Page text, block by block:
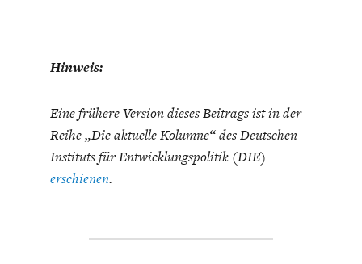
Hinweis:
Eine frühere Version dieses Beitrags ist in der
Reihe „Die aktuelle Kolumne“ des Deutschen
Instituts für Entwicklungspolitik (DIE)
erschienen.